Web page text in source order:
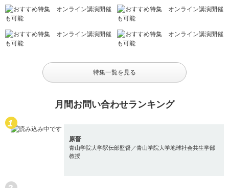
特集一覧を見る
月間お問い合わせランキング
原晋
青山学院大学駅伝部監督／青山学院大学地球社会共生学部
教授